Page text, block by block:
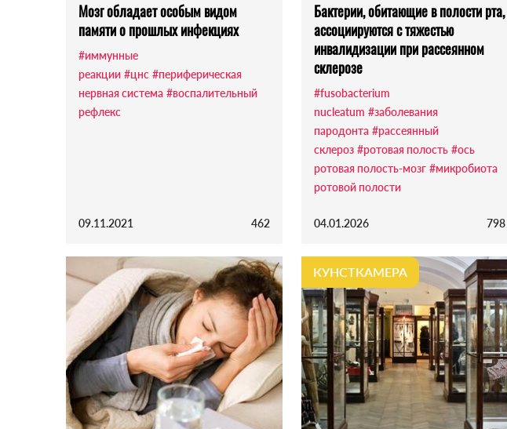
Мозг обладает особым видом
памяти о прошлых инфекциях
#иммунные
реакции #цнс #периферическая
нервная система #воспалительный
рефлекс
09.11.2021 462
Бактерии, обитающие в полости рта,
ассоциируются с тяжестью
инвалидизации при рассеянном
склерозе
#fusobacterium
nucleatum #заболевания
пародонта #рассеянный
склероз #ротовая полость #ось
ротовая полость-мозг #микробиота
ротовой полости
04.01.2026 798
КУНСТКАМЕРА